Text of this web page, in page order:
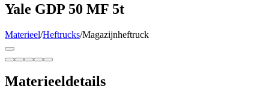
Yale GDP 50 MF 5t
Materieel/Heftrucks/Magazijnheftruck
Materieeldetails